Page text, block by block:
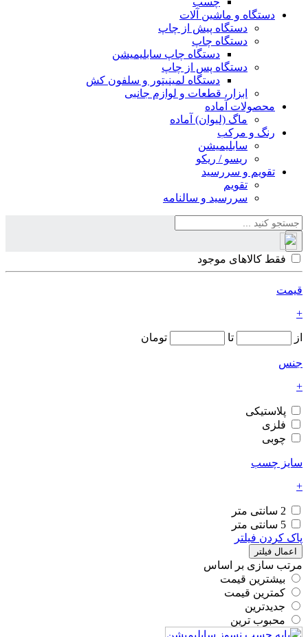
دستگاه و ماشین آلات
دستگاه پیش از چاپ
دستگاه چاپ
دستگاه چاپ سابلیمیشن
دستگاه پس از چاپ
دستگاه لمینیتور و سلفون کش
ابزار، قطعات و لوازم جانبی
محصولات آماده
ماگ (لیوان) آماده
رنگ و مرکب
سابلیمیشن
ریسو / ریکو
تقویم و سررسید
تقویم
سررسید و سالنامه
فقط کالاهای موجود
قیمت
+
از تا تومان
جنس
+
پلاستیکی
فلزی
چوبی
سایز چسب
+
2 سانتی متر
5 سانتی متر
پاک کردن فیلتر
اعمال فیلتر
مرتب سازی بر اساس
بیشترین قیمت
کمترین قیمت
جدیدترین
محبوب ترین